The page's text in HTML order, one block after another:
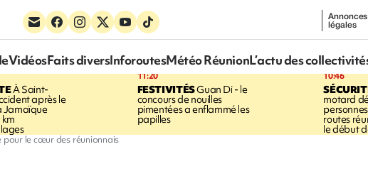
Annonces
légales
VidéosFaits diversInforoutesMétéo RéunionL’actu des
À Saint-
après le
Jamaïque
11:20
FESTIVITÉSGuan Di - le
concours de nouilles
pimentées a enflammé les
papilles
10:46
motard
routes
le début
pour le cœur des réunionnais